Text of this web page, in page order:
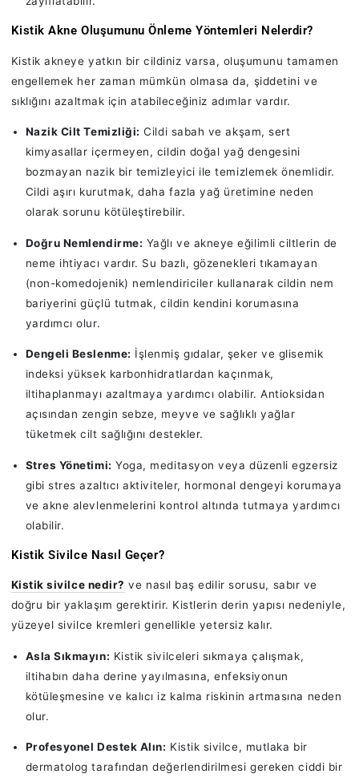
Kistik Akne Oluşumunu Önleme Yöntemleri Nelerdir?
Kistik akneye yatkın bir cildiniz varsa, oluşumunu tamamen
engellemek her zaman mümkün olmasa da, şiddetini ve
sıklığını azaltmak için atabileceğiniz adımlar vardır.
Nazik Cilt Temizliği: Cildi sabah ve akşam, sert
kimyasallar içermeyen, cildin doğal yağ dengesini
bozmayan nazik bir temizleyici ile temizlemek önemlidir.
Cildi aşırı kurutmak, daha fazla yağ üretimine neden
olarak sorunu kötüleştirebilir.
Doğru Nemlendirme: Yağlı ve akneye eğilimli ciltlerin de
neme ihtiyacı vardır. Su bazlı, gözenekleri tıkamayan
(non-komedojenik) nemlendiriciler kullanarak cildin nem
bariyerini güçlü tutmak, cildin kendini korumasına
yardımcı olur.
Dengeli Beslenme: İşlenmiş gıdalar, şeker ve glisemik
indeksi yüksek karbonhidratlardan kaçınmak,
iltihaplanmayı azaltmaya yardımcı olabilir. Antioksidan
açısından zengin sebze, meyve ve sağlıklı yağlar
tüketmek cilt sağlığını destekler.
Stres Yönetimi: Yoga, meditasyon veya düzenli egzersiz
gibi stres azaltıcı aktiviteler, hormonal dengeyi korumaya
ve akne alevlenmelerini kontrol altında tutmaya yardımcı
olabilir.
Kistik Sivilce Nasıl Geçer?
Kistik sivilce nedir? ve nasıl baş edilir sorusu, sabır ve
doğru bir yaklaşım gerektirir. Kistlerin derin yapısı nedeniyle,
yüzeyel sivilce kremleri genellikle yetersiz kalır.
Asla Sıkmayın: Kistik sivilceleri sıkmaya çalışmak,
iltihabın daha derine yayılmasına, enfeksiyonun
kötüleşmesine ve kalıcı iz kalma riskinin artmasına neden
olur.
Profesyonel Destek Alın: Kistik sivilce, mutlaka bir
dermatolog tarafından değerlendirilmesi gereken ciddi bir